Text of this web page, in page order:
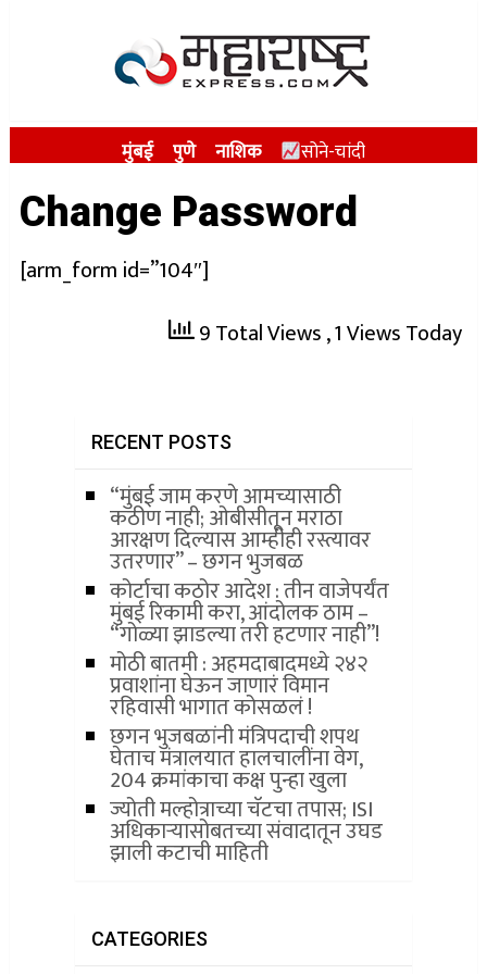
मुंबई पुणे नाशिक सोने-चांदी
Change Password
[arm_form id=”104″]
9 Total Views, 1 Views Today
RECENT POSTS
“मुंबई जाम करणे आमच्यासाठी
कठीण नाही; ओबीसीतून मराठा
आरक्षण दिल्यास आम्हीही रस्त्यावर
उतरणार” – छगन भुजबळ
कोर्टाचा कठोर आदेश : तीन वाजेपर्यंत
मुंबई रिकामी करा, आंदोलक ठाम –
“गोळ्या झाडल्या तरी हटणार नाही”!
मोठी बातमी : अहमदाबादमध्ये २४२
प्रवाशांना घेऊन जाणारं विमान
रहिवासी भागात कोसळलं !
छगन भुजबळांनी मंत्रि‍पदाची शपथ
घेताच मंत्रालयात हालचालींना वेग,
204 क्रमांकाचा कक्ष पुन्हा खुला
ज्योती मल्होत्राच्या चॅटचा तपास; ISI
अधिकाऱ्यासोबतच्या संवादातून उघड
झाली कटाची माहिती
CATEGORIES